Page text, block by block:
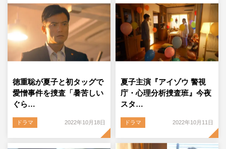
徳重聡が夏子と初タッグで
愛憎事件を捜査「暑苦しい
ぐら…
ドラマ 2022年10月18日
夏子主演『アイゾウ 警視
庁・心理分析捜査班』今夜
スタ…
ドラマ 2022年10月11日